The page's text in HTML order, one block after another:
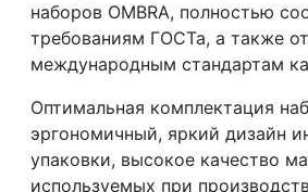
наборов OMBRA, полностью
требованиям ГОСТа, а также
международным стандартам
Оптимальная комплектация
эргономичный, яркий дизайн
упаковки, высокое качество
используемых при